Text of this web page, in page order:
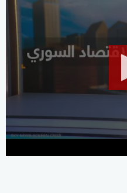
seconds
minutes,
seconds